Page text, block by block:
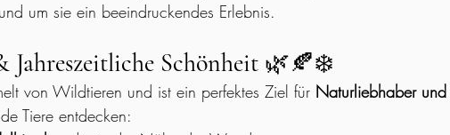
um sie ein beeindruckendes Erlebnis.
Jahreszeitliche Schönheit 🌿🍂❄️
von Wildtieren und ist ein perfektes Ziel für Naturliebhaber und
Tiere entdecken: